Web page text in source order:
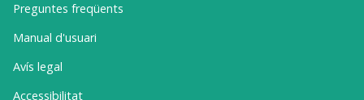
Preguntes freqüents
Manual d'usuari
Avís legal
Accessibilitat